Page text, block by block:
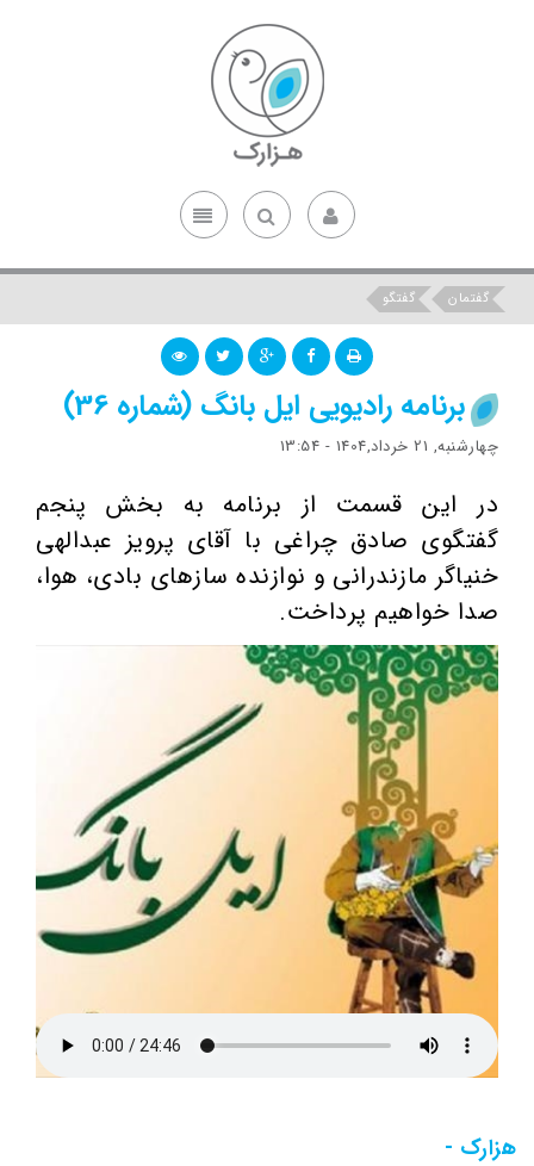
گفتمان گفتگو
برنامه رادیویی ایل بانگ (شماره 36)
چهارشنبه, 21 خرداد,1404 - 13:54
در این قسمت از برنامه به بخش پنجم
گفتگوی صادق چراغی با آقای پرویز عبدالهی
خنیاگر مازندرانی و نوازنده سازهای بادی، هوا،
صدا خواهیم پرداخت.
هزارک -